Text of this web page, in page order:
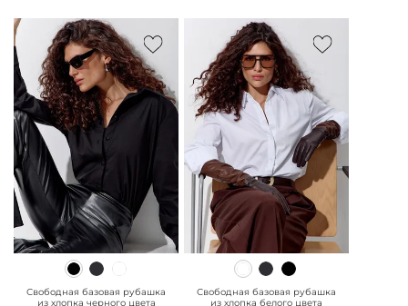
" class="js-prevent-
images">
Свободная базовая рубашка
из хлопка черного цвета
" class="js-prevent-
images">
Свободная базовая рубашка
из хлопка белого цвета